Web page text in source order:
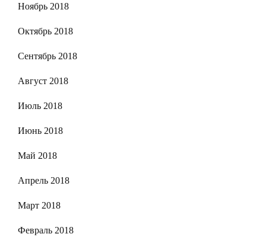
Ноябрь 2018
Октябрь 2018
Сентябрь 2018
Август 2018
Июль 2018
Июнь 2018
Май 2018
Апрель 2018
Март 2018
Февраль 2018